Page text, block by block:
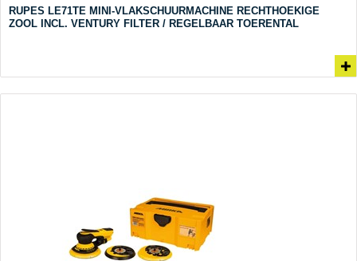
RUPES LE71TE MINI-VLAKSCHUURMACHINE RECHTHOEKIGE
ZOOL INCL. VENTURY FILTER / REGELBAAR TOERENTAL